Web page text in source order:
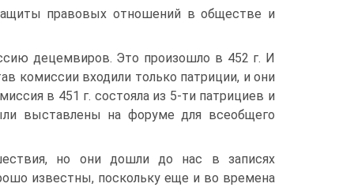
правовых отношений в обществе и
децемвиров. Это произошло в 452 г. И
комиссии входили только патриции, и они
в 451 г. состояла из 5-ти патрициев и
выставлены на форуме для всеобщего
но они дошли до нас в записях
известны, поскольку еще и во времена